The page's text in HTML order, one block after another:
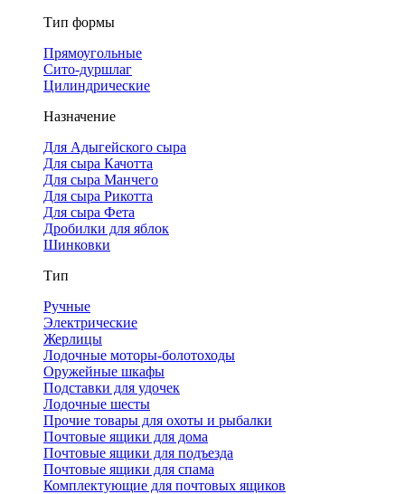
Тип формы
Прямоугольные
Сито-дуршлаг
Цилиндрические
Назначение
Для Адыгейского сыра
Для сыра Качотта
Для сыра Манчего
Для сыра Рикотта
Для сыра Фета
Дробилки для яблок
Шинковки
Тип
Ручные
Электрические
Жерлицы
Лодочные моторы-болотоходы
Оружейные шкафы
Подставки для удочек
Лодочные шесты
Прочие товары для охоты и рыбалки
Почтовые ящики для дома
Почтовые ящики для подъезда
Почтовые ящики для спама
Комплектующие для почтовых ящиков